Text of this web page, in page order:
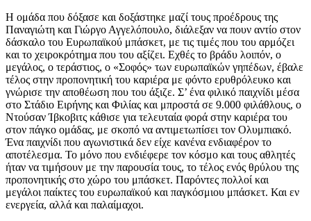
Η ομάδα που δόξασε και δοξάστηκε μαζί τους προέδρους της
Παναγιώτη και Γιώργο Αγγελόπουλο, διάλεξαν να πουν αντίο στον
δάσκαλο του Ευρωπαϊκού μπάσκετ, με τις τιμές που του αρμόζει
και το χειροκρότημα που του αξίζει. Εχθές το βράδυ λοιπόν, ο
μεγάλος, ο τεράστιος, ο «Σοφός» των ευρωπαϊκών γηπέδων, έβαλε
τέλος στην προπονητική του καριέρα με φόντο ερυθρόλευκο και
γνώρισε την αποθέωση που του άξιζε. Σ’ ένα φιλικό παιχνίδι μέσα
στο Στάδιο Ειρήνης και Φιλίας και μπροστά σε 9.000 φιλάθλους, ο
Ντούσαν Ίβκοβιτς κάθισε για τελευταία φορά στην καριέρα του
στον πάγκο ομάδας, με σκοπό να αντιμετωπίσει τον Ολυμπιακό.
Ένα παιχνίδι που αγωνιστικά δεν είχε κανένα ενδιαφέρον το
αποτέλεσμα. Το μόνο που ενδιέφερε τον κόσμο και τους αθλητές
ήταν να τιμήσουν με την παρουσία τους, το τέλος ενός θρύλου της
προπονητικής στο χώρο του μπάσκετ. Παρόντες πολλοί και
μεγάλοι παίκτες του ευρωπαϊκού και παγκόσμιου μπάσκετ. Και εν
ενεργεία, αλλά και παλαίμαχοι.